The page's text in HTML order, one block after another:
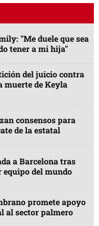
"Me duele que sea
tener a mi hija"
del juicio contra
muerte de Keyla
consensos para
de la estatal
a Barcelona tras
equipo del mundo
promete apoyo
al sector palmero